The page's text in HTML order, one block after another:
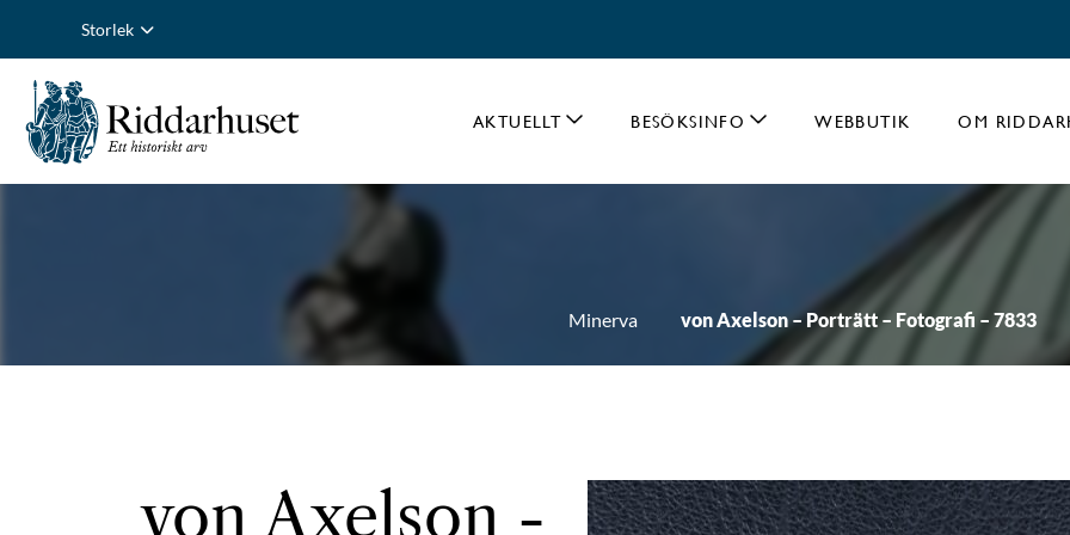
Storlek
AKTUELLT BESÖKSINFO WEBBUTIK OM
Minerva von Axelson – Porträtt – Fotografi – 7833
von Axelson -